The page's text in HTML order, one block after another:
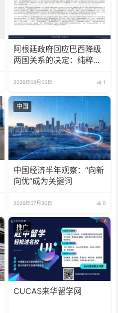
阿根廷政府回应巴西降级
两国关系的决定：纯粹意
2026年08月05日 1
中国
中国经济半年观察：“向新
向优”成为关键词
2026年07月30日 0
推广
CUCAS来华留学网